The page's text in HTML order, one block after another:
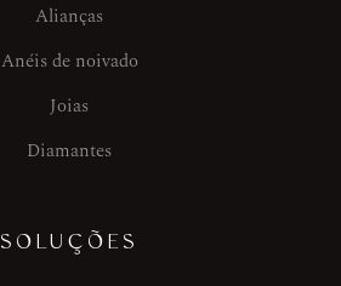
Alianças
Anéis de noivado
Joias
Diamantes
SOLUÇÕES